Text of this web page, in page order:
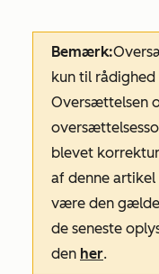
Bemærk:
kun til
Oversættelsen
blevet
af denne artikel
være den
de seneste
den her.